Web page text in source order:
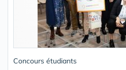
Concours étudiants